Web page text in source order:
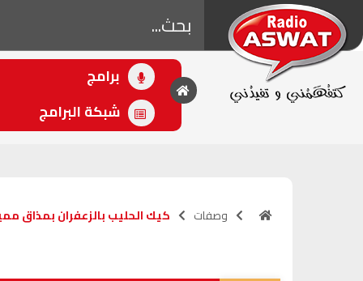
برامج
شبكة البرامج
• اللاحق
كيك الحليب بالزعفران
بمذاق مميز من عند
الشاف مريم بركات.
وصفات كيك الحليب بالزعفران بمذاق